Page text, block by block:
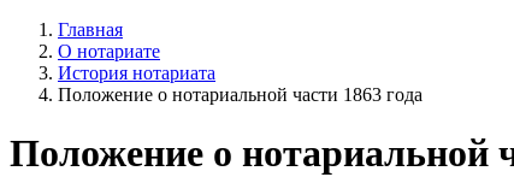
Главная
О нотариате
История нотариата
Положение о нотариальной части 1863 года
Положение о нотариальной